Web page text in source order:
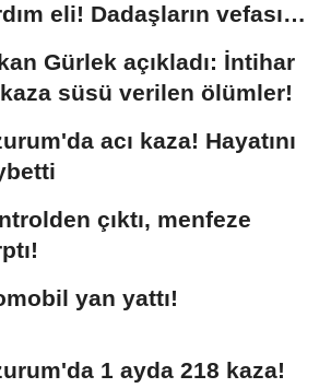
eli! Dadaşların vefası
Gürlek açıkladı: İntihar
süsü verilen ölümler!
acı kaza! Hayatını
çıktı, menfeze
yan yattı!
1 ayda 218 kaza!